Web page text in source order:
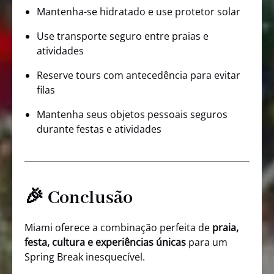
Mantenha-se hidratado e use protetor solar
Use transporte seguro entre praias e
atividades
Reserve tours com antecedência para evitar
filas
Mantenha seus objetos pessoais seguros
durante festas e atividades
🎉 Conclusão
Miami oferece a combinação perfeita de praia,
festa, cultura e experiências únicas para um
Spring Break inesquecível.